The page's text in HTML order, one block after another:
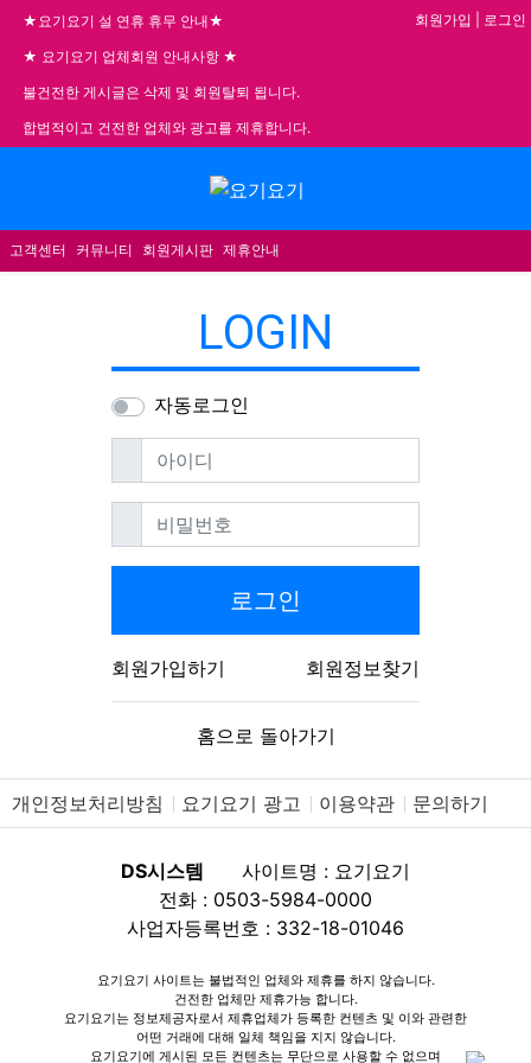
★요기요기 설 연휴 휴무 안내★
★ 요기요기 업체회원 안내사항 ★
불건전한 게시글은 삭제 및 회원탈퇴 됩니다.
합법적이고 건전한 업체와 광고를 제휴합니다.
회원가입 로그인
고객센터 커뮤니티 회원게시판 제휴안내
LOGIN
자동로그인
아이디필수
비밀번호필수
로그인
회원가입하기 회원정보찾기
홈으로 돌아가기
개인정보처리방침 요기요기 광고 이용약관 문의하기
DS시스템
사이트명 : 요기요기
전화 : 0503-5984-0000
사업자등록번호 : 332-18-01046
요기요기 사이트는 불법적인 업체와 제휴를 하지 않습니다.
건전한 업체만 제휴가능 합니다.
요기요기는 정보제공자로서 제휴업체가 등록한 컨텐츠 및 이와 관련한
어떤 거래에 대해 일체 책임을 지지 않습니다.
요기요기에 게시된 모든 컨텐츠는 무단으로 사용할 수 없으며